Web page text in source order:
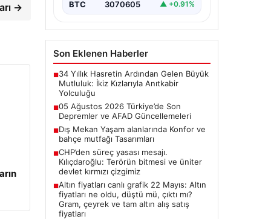
→ BTC 3070605 ▲ +0.91%
Son Eklenen Haberler
■34 Yıllık Hasretin Ardından Gelen Büyük
Mutluluk: İkiz Kızlarıyla Anıtkabir
Yolculuğu
■05 Ağustos 2026 Türkiye’de Son
Depremler ve AFAD Güncellemeleri
■Dış Mekan Yaşam alanlarında Konfor ve
bahçe mutfağı Tasarımları
■CHP’den süreç yasası mesajı.
Kılıçdaroğlu: Terörün bitmesi ve üniter
devlet kırmızı çizgimiz
■Altın fiyatları canlı grafik 22 Mayıs: Altın
fiyatları ne oldu, düştü mü, çıktı mı?
Gram, çeyrek ve tam altın alış satış
fiyatları